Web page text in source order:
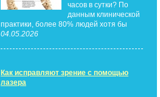
часов в сутки? По
данным клинической
практики, более 80% людей хотя бы
04.05.2026
Как исправляют зрение с помощью
лазера